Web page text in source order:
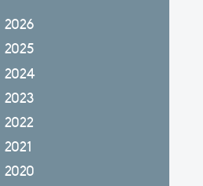
2026
2025
2024
2023
2022
2021
2020